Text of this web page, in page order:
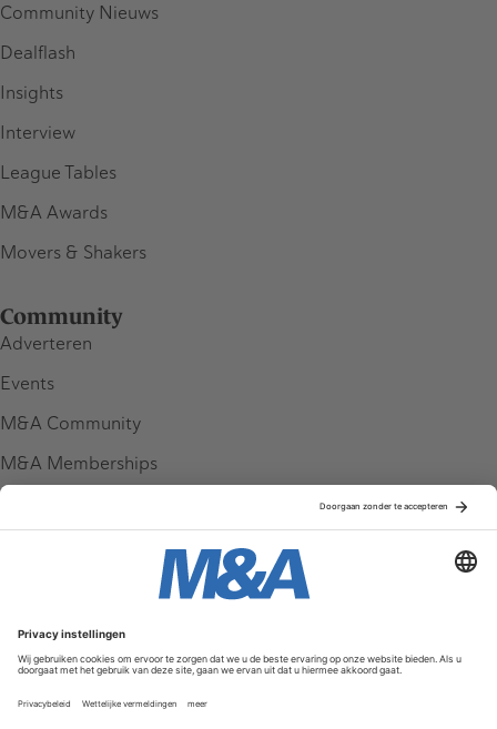
Community Nieuws
Dealflash
Insights
Interview
League Tables
M&A Awards
Movers & Shakers
Community
Adverteren
Events
M&A Community
M&A Memberships
Service & Contact
Contact
FAQ